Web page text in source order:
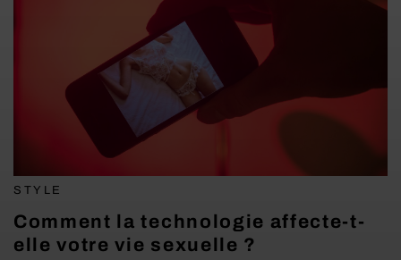
STYLE
Comment la technologie affecte-t-
elle votre vie sexuelle ?